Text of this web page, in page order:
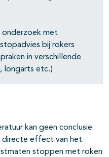
onderzoek met
bij rokers
in verschillende
longarts etc.)
kan geen conclusie
directe effect van het
stoppen met roken